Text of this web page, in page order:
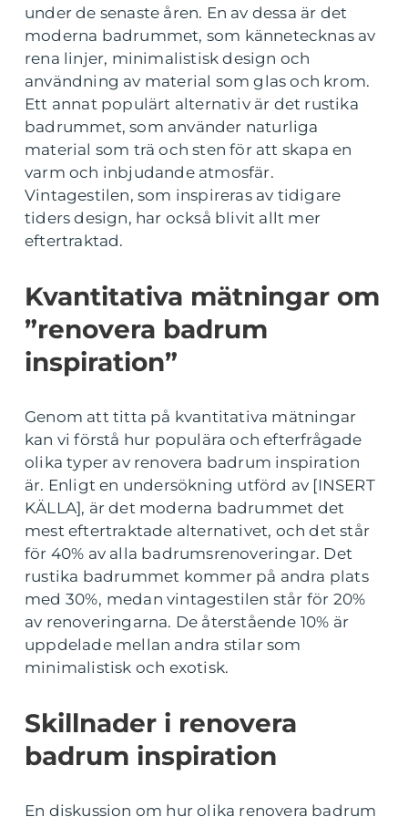
under de senaste åren. En av dessa är det
moderna badrummet, som kännetecknas av
rena linjer, minimalistisk design och
användning av material som glas och krom.
Ett annat populärt alternativ är det rustika
badrummet, som använder naturliga
material som trä och sten för att skapa en
varm och inbjudande atmosfär.
Vintagestilen, som inspireras av tidigare
tiders design, har också blivit allt mer
eftertraktad.
Kvantitativa mätningar om
”renovera badrum
inspiration”
Genom att titta på kvantitativa mätningar
kan vi förstå hur populära och efterfrågade
olika typer av renovera badrum inspiration
är. Enligt en undersökning utförd av [INSERT
KÄLLA], är det moderna badrummet det
mest eftertraktade alternativet, och det står
för 40% av alla badrumsrenoveringar. Det
rustika badrummet kommer på andra plats
med 30%, medan vintagestilen står för 20%
av renoveringarna. De återstående 10% är
uppdelade mellan andra stilar som
minimalistisk och exotisk.
Skillnader i renovera
badrum inspiration
En diskussion om hur olika renovera badrum